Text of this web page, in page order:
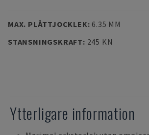
MAX. PLÅTTJOCKLEK: 6.35 MM
STANSNINGSKRAFT: 245 KN
Ytterligare information